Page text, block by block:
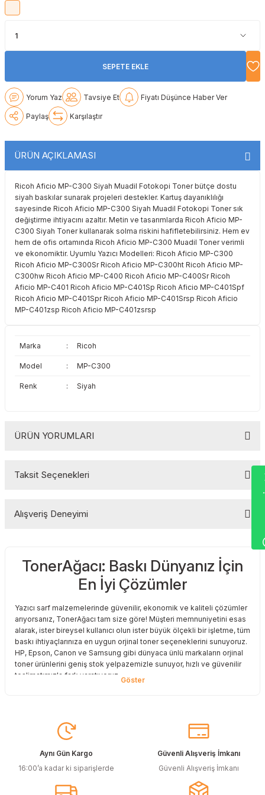
Olivetti
Panasonic
Sagem
Samsung
Sharp
Toshiba
Triumph Adler
Olivetti
Panasonic
Samsung
Sharp
Toshiba
Triumph Adler
Utax
Panasonic
Pantum
Xerox
Utax
Xerox
Utax
Xerox
SEPETE EKLE
Yorum Yaz Tavsiye Et Fiyatı Düşünce Haber Ver
Paylaş Karşılaştır
ÜRÜN AÇIKLAMASI
Ricoh Aficio MP-C300 Siyah Muadil Fotokopi Toner bütçe dostu
siyah baskılar sunarak projeleri destekler. Kartuş dayanıklılığı
sayesinde Ricoh Aficio MP-C300 Siyah Muadil Fotokopi Toner sık
değiştirme ihtiyacını azaltır. Metin ve tasarımlarda Ricoh Aficio MP-
C300 Siyah Toner kullanarak solma riskini hafifletebilirsiniz. Hem ev
hem de ofis ortamında Ricoh Aficio MP-C300 Muadil Toner verimli
ve ekonomiktir. Uyumlu Yazıcı Modelleri: Ricoh Aficio MP-C300
Ricoh Aficio MP-C300Sr Ricoh Aficio MP-C300ht Ricoh Aficio MP-
C300hw Ricoh Aficio MP-C400 Ricoh Aficio MP-C400Sr Ricoh
Aficio MP-C401 Ricoh Aficio MP-C401Sp Ricoh Aficio MP-C401Spf
Ricoh Aficio MP-C401Spr Ricoh Aficio MP-C401Srsp Ricoh Aficio
MP-C401zsp Ricoh Aficio MP-C401zsrsp
Marka : Ricoh
Model : MP-C300
Renk : Siyah
ÜRÜN YORUMLARI
Taksit Seçenekleri
Alışveriş Deneyimi
Sitemize ilk yorumu siz yapın!
TonerAğacı: Baskı Dünyanız İçin
En İyi Çözümler
Yazıcı sarf malzemelerinde güvenilir, ekonomik ve kaliteli çözümler
arıyorsanız, TonerAğacı tam size göre! Müşteri memnuniyetini esas
alarak, ister bireysel kullanıcı olun ister büyük ölçekli bir işletme, tüm
baskı ihtiyaçlarınıza en uygun orjinal toner seçeneklerini sunuyoruz.
HP, Epson, Canon ve Samsung gibi dünyaca ünlü markaların orjinal
toner ürünlerini geniş stok yelpazemizle sunuyor, hızlı ve güvenilir
teslimatımızla fark yaratıyoruz.
istiyorsunuz? O halde muadil toner çözümlerimize göz atmalısınız!
Muadil toner ürünlerimiz, orijinal kalitesine en yakın performansı
sunacak şekilde test edilmiştir. Böylece, baskı kalitenizden ödün
vermeden bütçenizi koruyabilirsiniz. Özellikle büyük hacimli
baskılar yapan işletmeler için muadil toner, tasarruf sağlamanın en
akıllı yollarından biri!
Aynı Gün Kargo
16:00’a kadar ki siparişlerde
Güvenli Alışveriş İmkanı
Güvenli Alışveriş İmkanı